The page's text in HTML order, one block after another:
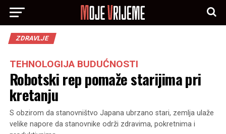
ZDRAVLJE
TEHNOLOGIJA BUDUĆNOSTI
Robotski rep pomaže starijima pri
kretanju
S obzirom da stanovništvo Japana ubrzano stari, zemlja ulaže
velike napore da stanovnike održi zdravima, pokretnima i